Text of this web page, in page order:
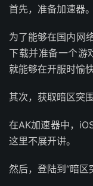
首先，准备加速器。
为了能够在国内网
下载并准备一个游
就能够在开服时愉
其次，获取暗区突
在AK加速器中，
这里不展开讲。
然后，登陆到“暗区